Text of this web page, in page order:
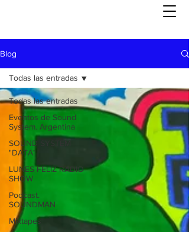
Blog
Todas las entradas
Eventos de Sound
System. Argentina
SOUND SYSTEM
"DATA"
LUNES FELIZ RADIO
SHOW
Podcast.
SOUNDMAN
Mixtapes
Todas las entradas